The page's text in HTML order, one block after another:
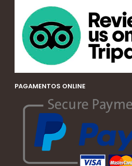
PAGAMENTOS ONLINE